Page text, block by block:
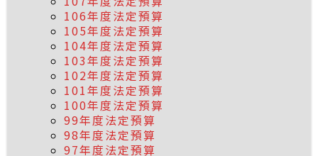
106年度法定預算
105年度法定預算
104年度法定預算
103年度法定預算
102年度法定預算
101年度法定預算
100年度法定預算
99年度法定預算
98年度法定預算
97年度法定預算